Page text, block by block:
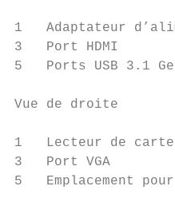
1   Adaptateur
3   Port HDMI
5   Ports USB
Vue de droite
1   Lecteur de
3   Port VGA
5   Emplacement